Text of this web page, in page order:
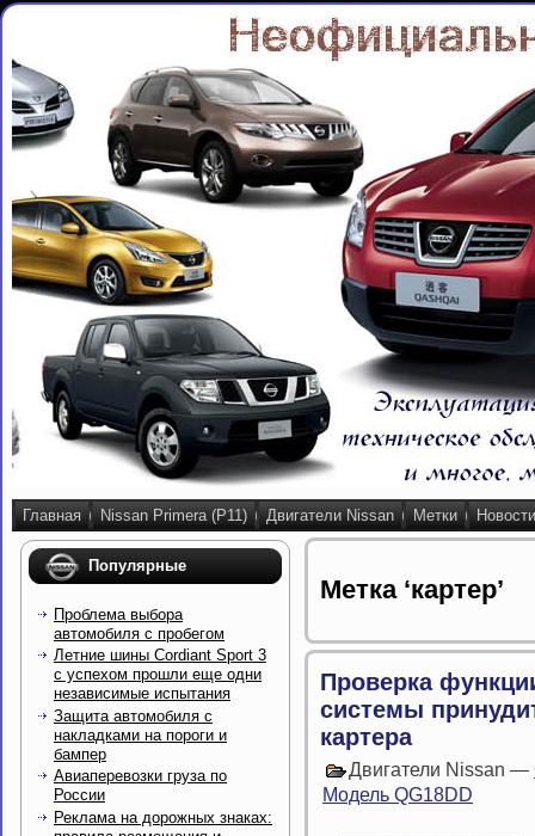
Главная Nissan Primera (P11) Двигатели Nissan Метки Новости
Популярные
Проблема выбора
автомобиля с пробегом
Летние шины Cordiant Sport 3
с успехом прошли еще одни
независимые испытания
Защита автомобиля с
накладками на пороги и
бампер
Авиаперевозки груза по
России
Реклама на дорожных знаках:
Метка ‘картер’
Проверка
системы
картера
Двигатели Nissan —
Модель QG18DD